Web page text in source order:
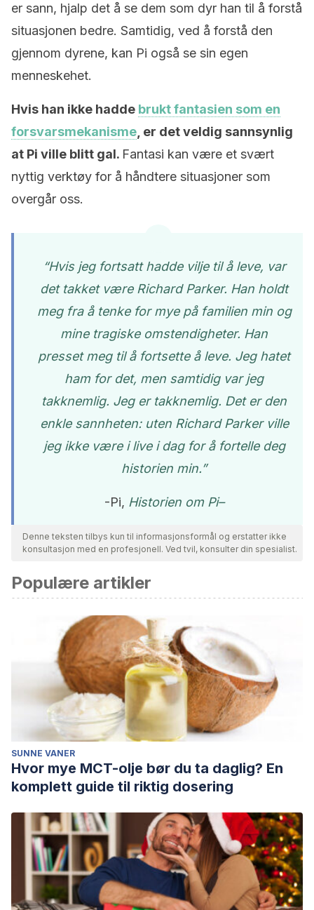
er sann, hjalp det å se dem som dyr han til å forstå
situasjonen bedre. Samtidig, ved å forstå den
gjennom dyrene, kan Pi også se sin egen
menneskehet.
Hvis han ikke hadde brukt fantasien som en
forsvarsmekanisme , er det veldig sannsynlig
at Pi ville blitt gal. Fantasi kan være et svært
nyttig verktøy for å håndtere situasjoner som
overgår oss.
“Hvis jeg fortsatt hadde vilje til å leve, var
det takket være Richard Parker. Han holdt
meg fra å tenke for mye på familien min og
mine tragiske omstendigheter. Han
presset meg til å fortsette å leve. Jeg hatet
ham for det, men samtidig var jeg
takknemlig. Jeg er takknemlig. Det er den
enkle sannheten: uten Richard Parker ville
jeg ikke være i live i dag for å fortelle deg
historien min.”
-Pi, Historien om Pi–
Denne teksten tilbys kun til informasjonsformål og erstatter ikke
konsultasjon med en profesjonell. Ved tvil, konsulter din spesialist.
Populære artikler
SUNNE VANER
Hvor mye MCT-olje bør du ta daglig? En
komplett guide til riktig dosering